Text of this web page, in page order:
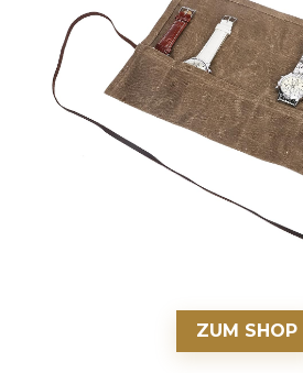
ZUM SHOP